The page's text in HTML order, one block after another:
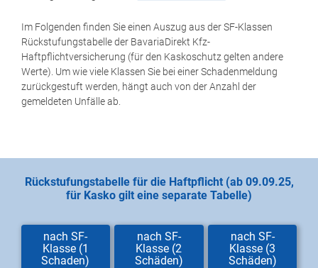
Im Folgenden finden Sie einen Auszug aus der SF-Klassen
Rückstufungstabelle der BavariaDirekt Kfz-
Haftpflichtversicherung (für den Kaskoschutz gelten andere
Werte). Um wie viele Klassen Sie bei einer Schadenmeldung
zurückgestuft werden, hängt auch von der Anzahl der
gemeldeten Unfälle ab.
Rückstufungstabelle für die Haftpflicht (ab 09.09.25,
für Kasko gilt eine separate Tabelle)
nach SF-
Klasse (1
Schaden)
nach SF-
Klasse (2
Schäden)
nach SF-
Klasse (3
Schäden)